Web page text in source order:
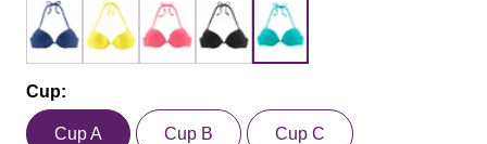
Cup:
Cup A Cup B Cup C